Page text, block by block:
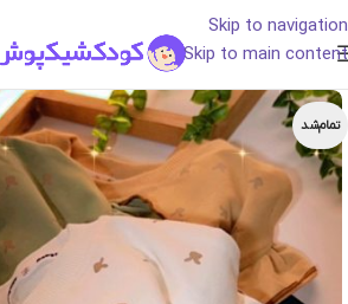
Skip to navigation
Skip to main content
تمام‌شد